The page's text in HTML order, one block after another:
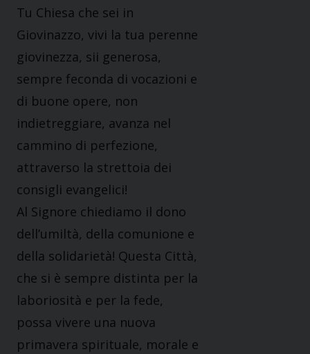
Tu Chiesa che sei in
Giovinazzo, vivi la tua perenne
giovinezza, sii generosa,
sempre feconda di vocazioni e
di buone opere, non
indietreggiare, avanza nel
cammino di perfezione,
attraverso la strettoia dei
consigli evangelici!
Al Signore chiediamo il dono
dell’umiltà, della comunione e
della solidarietà! Questa Città,
che si è sempre distinta per la
laboriosità e per la fede,
possa vivere una nuova
primavera spirituale, morale e